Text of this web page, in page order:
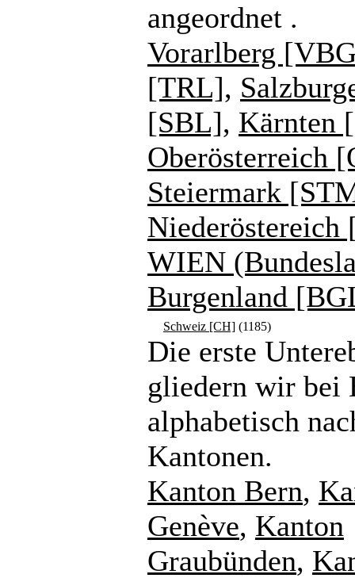
angeordnet .
Vorarlberg
[TRL],
[SBL], Kärnten
Oberösterreich
Steiermark
Niederöstereich
WIEN
Burgenland
Schweiz [CH] (1185)
Die erste
gliedern wir bei
alphabetisch
Kantonen.
Kanton Bern,
Genève, Kanton
Graubünden,